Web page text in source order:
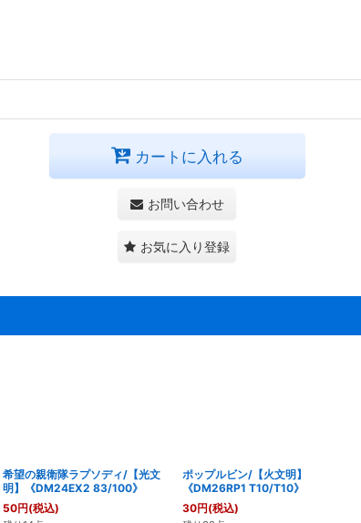
カートに入れる
お問い合わせ
お気に入り登録
希望の親衛隊ラプソディ/【光文
明】《DM24EX2 83/100》
50円(税込)
ポップルビン/【火文明】
《DM26RP1 T10/T10》
30円(税込)